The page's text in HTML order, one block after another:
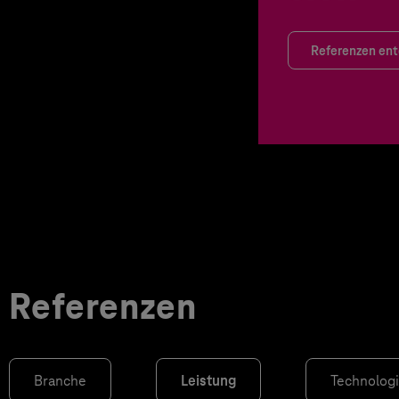
Referenzen
Referenzen
Branche Leistung